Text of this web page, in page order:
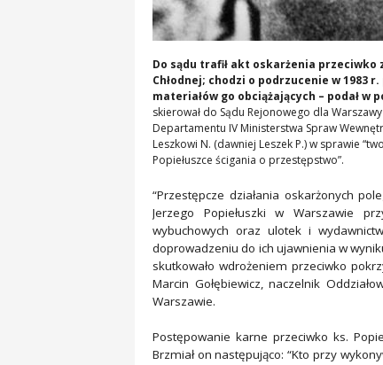
Do sądu trafił akt oskarżenia przeciwko
Chłodnej; chodzi o podrzucenie w 1983
materiałów go obciążających – podał w
skierował do Sądu Rejonowego dla
Departamentu IV Ministerstwa Spraw
Leszkowi N. (dawniej Leszek P.) w sprawie
Popiełuszce ścigania o przestępstwo”.
“Przestępcze działania oskarżonych
Jerzego Popiełuszki w Warszawie
wybuchowych oraz ulotek i
doprowadzeniu do ich ujawnienia w
skutkowało wdrożeniem przeciwko
Marcin Gołębiewicz, naczelnik
Warszawie.
Postępowanie karne przeciwko ks.
Brzmiał on następująco: “Kto przy